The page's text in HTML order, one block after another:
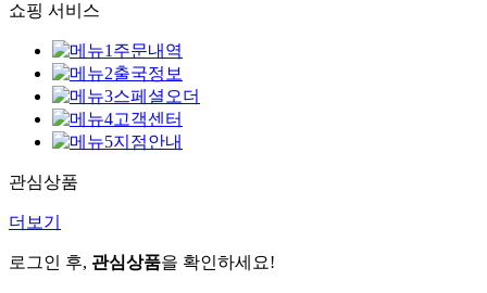
쇼핑 서비스
주문내역
출국정보
스페셜오더
고객센터
지점안내
관심상품
더보기
로그인 후, 관심상품을 확인하세요!